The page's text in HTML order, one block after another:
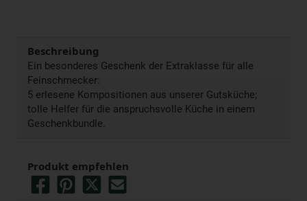
Beschreibung
Ein besonderes Geschenk der Extraklasse für alle
Feinschmecker:
5 erlesene Kompositionen aus unserer Gutsküche;
tolle Helfer für die anspruchsvolle Küche in einem
Geschenkbundle.
Produkt empfehlen